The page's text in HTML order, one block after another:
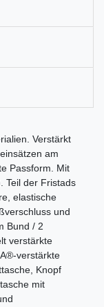
Verstärkt
am
Passform. Mit
Teil der Fristads
elastische
und
Bund / 2
verstärkte
verstärkte
Knopf
mit